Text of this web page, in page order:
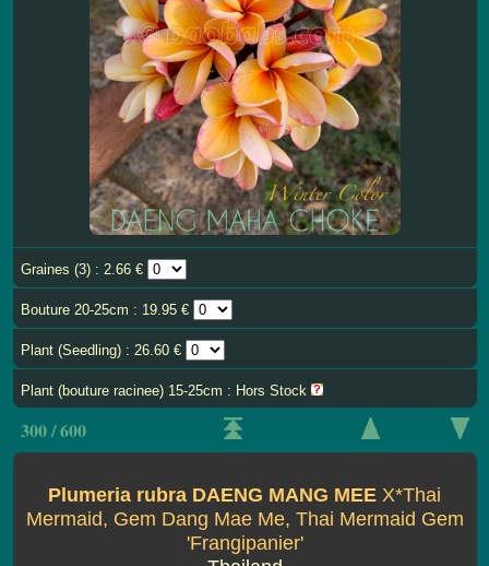
Graines (3) : 2.66 €
Bouture 20-25cm : 19.95 €
Plant (Seedling) : 26.60 €
Plant (bouture racinee) 15-25cm : Hors Stock
300 / 600
Plumeria rubra DAENG MANG MEE X*Thai
Mermaid, Gem Dang Mae Me, Thai Mermaid Gem
'Frangipanier'